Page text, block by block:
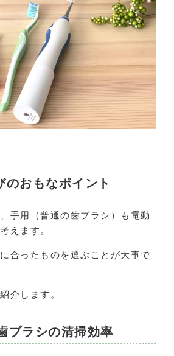
のおもなポイント
手用（普通の歯ブラシ）も電動
えます。
合ったものを選ぶことが大事で
介します。
ブラシの清掃効率